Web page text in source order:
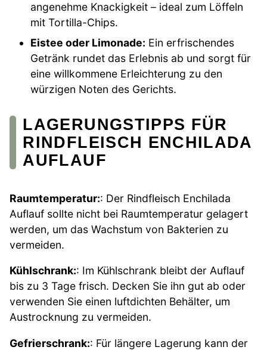
angenehme Knackigkeit – ideal zum Löffeln
mit Tortilla-Chips.
Eistee oder Limonade: Ein erfrischendes
Getränk rundet das Erlebnis ab und sorgt für
eine willkommene Erleichterung zu den
würzigen Noten des Gerichts.
LAGERUNGSTIPPS FÜR
RINDFLEISCH ENCHILADA
AUFLAUF
Raumtemperatur:: Der Rindfleisch Enchilada
Auflauf sollte nicht bei Raumtemperatur gelagert
werden, um das Wachstum von Bakterien zu
vermeiden.
Kühlschrank:: Im Kühlschrank bleibt der Auflauf
bis zu 3 Tage frisch. Decken Sie ihn gut ab oder
verwenden Sie einen luftdichten Behälter, um
Austrocknung zu vermeiden.
Gefrierschrank:: Für längere Lagerung kann der